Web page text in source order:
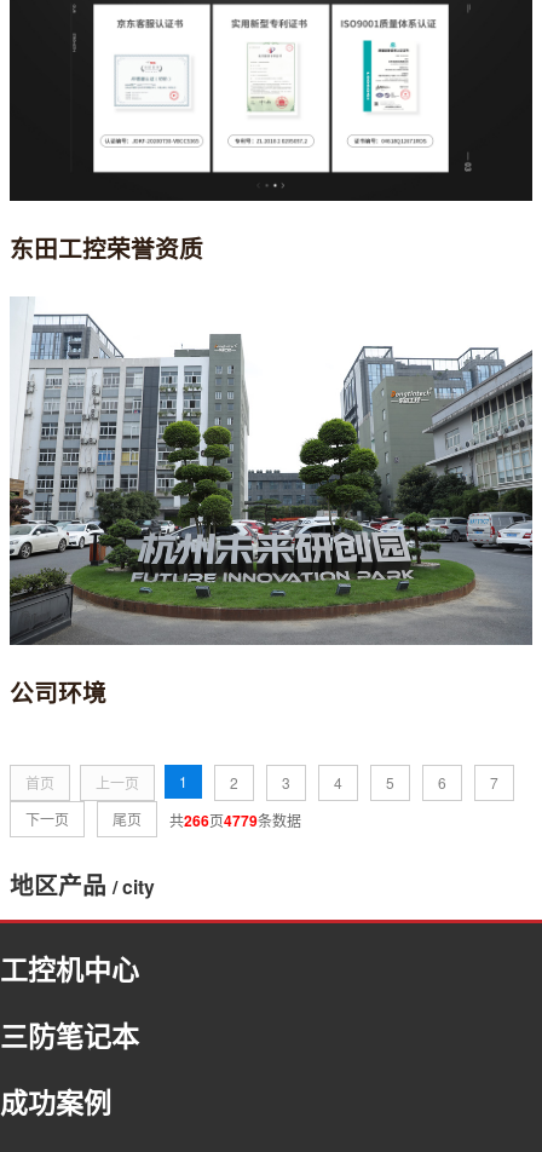
工控机中心
三防笔记本
成功案例
东田工控荣誉资质
公司环境
首页 上一页 1 2 3 4 5 6
7
下一页
尾页 共266页4779条数据
地区产品/ city
福建
浙江
北京
河北
内蒙古
吉林